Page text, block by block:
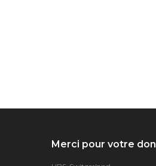
Merci pour votre don